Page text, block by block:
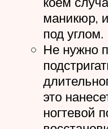
маникюр,
под углом.
Не нужно
это
ногтевой